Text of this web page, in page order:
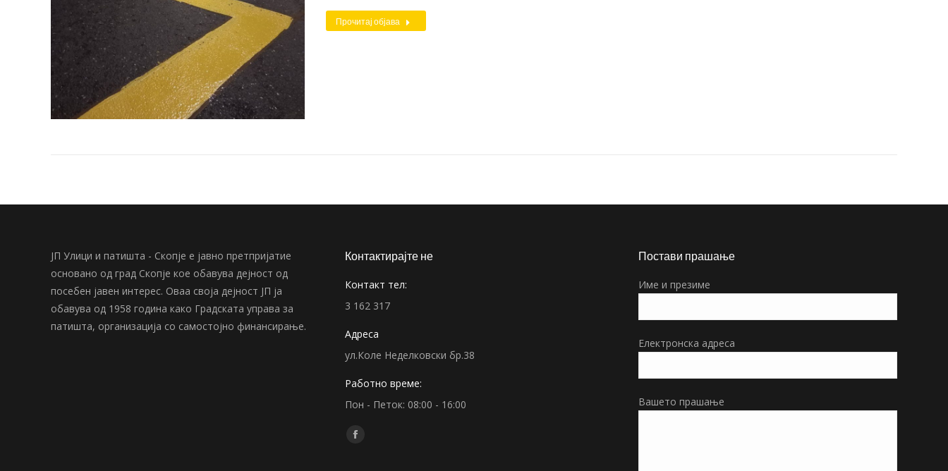
Прочитај објава
ЈП Улици и патишта - Скопје е јавно претпријатие
основано од град Скопје кое обавува дејност од
посебен јавен интерес. Оваа своја дејност ЈП ја
обавува од 1958 година како Градската управа за
патишта, организација со самостојно финансирање.
Контактирајте не
Контакт тел:
3 162 317
Адреса
ул.Коле Неделковски бр.38
Работно време:
Пон - Петок: 08:00 - 16:00
Find us on:
Facebook
Постави прашање
Име и презиме
Електронска адреса
Вашето прашање